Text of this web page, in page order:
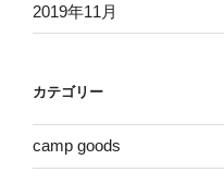
2019年11月
カテゴリー
camp goods